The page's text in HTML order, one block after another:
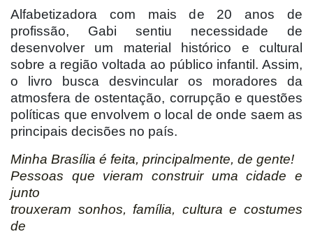
Alfabetizadora com mais de 20 anos de
profissão, Gabi sentiu necessidade de
desenvolver um material histórico e cultural
sobre a região voltada ao público infantil. Assim,
o livro busca desvincular os moradores da
atmosfera de ostentação, corrupção e questões
políticas que envolvem o local de onde saem as
principais decisões no país.
Minha Brasília é feita, principalmente, de gente!
Pessoas que vieram construir uma cidade e
junto
trouxeram sonhos, família, cultura e costumes
de